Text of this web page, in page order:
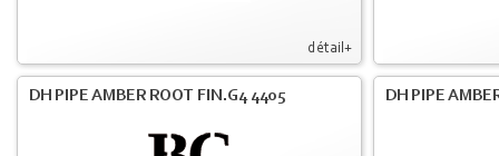
détail+
DH PIPE AMBER ROOT FIN.G4 4405 DH PIPE